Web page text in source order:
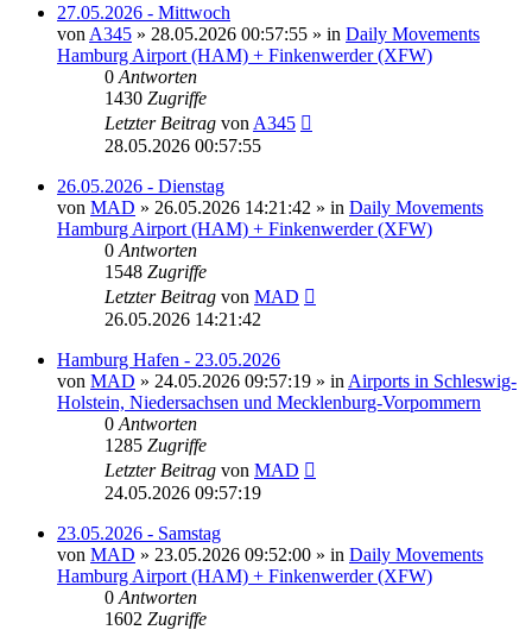
27.05.2026 - Mittwoch
von A345 » 28.05.2026 00:57:55 » in Daily Movements
Hamburg Airport (HAM) + Finkenwerder (XFW)
0 Antworten
1430 Zugriffe
Letzter Beitrag von A345
28.05.2026 00:57:55
26.05.2026 - Dienstag
von MAD » 26.05.2026 14:21:42 » in Daily Movements
Hamburg Airport (HAM) + Finkenwerder (XFW)
0 Antworten
1548 Zugriffe
Letzter Beitrag von MAD
26.05.2026 14:21:42
Hamburg Hafen - 23.05.2026
von MAD » 24.05.2026 09:57:19 » in Airports in Schleswig-
Holstein, Niedersachsen und Mecklenburg-Vorpommern
0 Antworten
1285 Zugriffe
Letzter Beitrag von MAD
24.05.2026 09:57:19
23.05.2026 - Samstag
von MAD » 23.05.2026 09:52:00 » in Daily Movements
Hamburg Airport (HAM) + Finkenwerder (XFW)
0 Antworten
1602 Zugriffe